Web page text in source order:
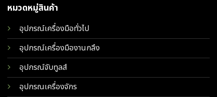
หมวดหมู่สินค้า
อุปกรณ์เครื่องมือทั่วไป
อุปกรณ์เครื่องมืองานกลึง
อุปกรณ์จับทูลส์
อุปกรณเครื่องจักร